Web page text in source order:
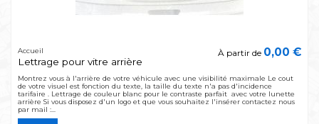
Accueil
Lettrage pour vitre arrière
À partir de 0,00 €
Montrez vous à l'arrière de votre véhicule avec une visibilité maximale Le cout
de votre visuel est fonction du texte, la taille du texte n'a pas d'incidence
tarifaire . Lettrage de couleur blanc pour le contraste parfait avec votre lunette
arrière Si vous disposez d'un logo et que vous souhaitez l'insérer contactez nous
par mail :...